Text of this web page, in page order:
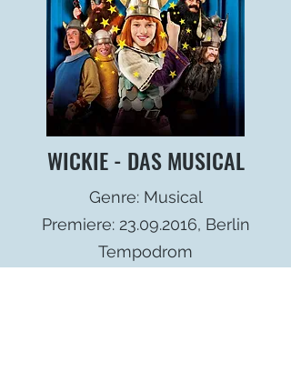
WICKIE - DAS MUSICAL
Genre: Musical
Premiere: 23.09.2016, Berlin
Tempodrom